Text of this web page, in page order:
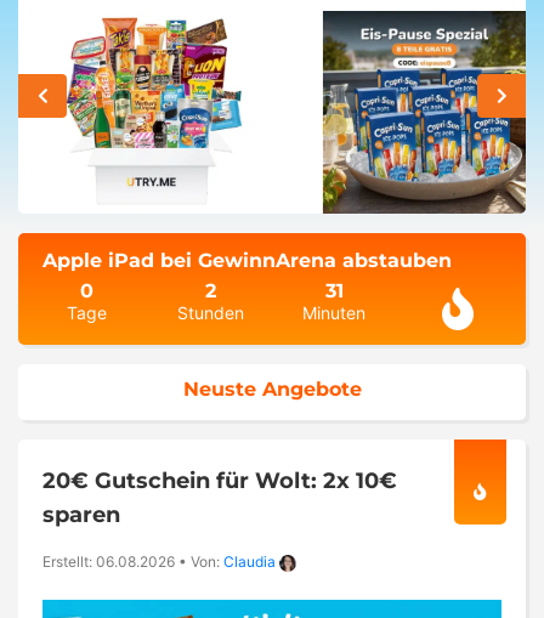
Apple iPad bei GewinnArena abstauben
0
Tage
2
Stunden
31
Minuten
Neuste Angebote
20€ Gutschein für Wolt: 2x 10€
sparen
Erstellt: 06.08.2026 • Von: Claudia